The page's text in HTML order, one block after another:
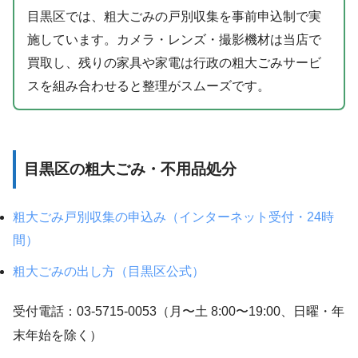
目黒区では、粗大ごみの戸別収集を事前申込制で実
施しています。カメラ・レンズ・撮影機材は当店で
買取し、残りの家具や家電は行政の粗大ごみサービ
スを組み合わせると整理がスムーズです。
目黒区の粗大ごみ・不用品処分
粗大ごみ戸別収集の申込み（インターネット受付・24時
間）
粗大ごみの出し方（目黒区公式）
受付電話：03-5715-0053（月〜土 8:00〜19:00、日曜・年
末年始を除く）